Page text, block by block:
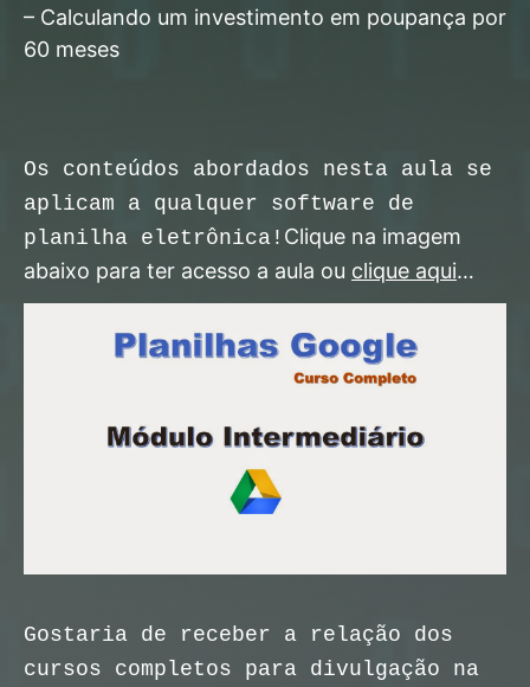
– Calculando um investimento em poupança por
60 meses
Os conteúdos abordados nesta aula se
aplicam a qualquer software de
planilha eletrônica! Clique na imagem
abaixo para ter acesso a aula ou clique aqui…
Gostaria de receber a relação dos
cursos completos para divulgação na